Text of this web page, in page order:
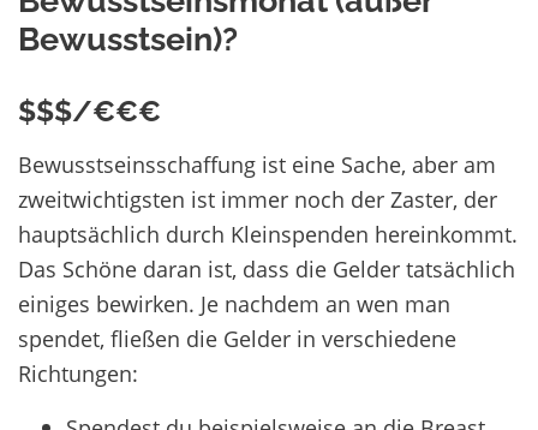
Bewusstsein)?
$$$/€€€
Bewusstseinsschaffung ist eine Sache, aber am
zweitwichtigsten ist immer noch der Zaster, der
hauptsächlich durch Kleinspenden hereinkommt.
Das Schöne daran ist, dass die Gelder tatsächlich
einiges bewirken. Je nachdem an wen man
spendet, fließen die Gelder in verschiedene
Richtungen: